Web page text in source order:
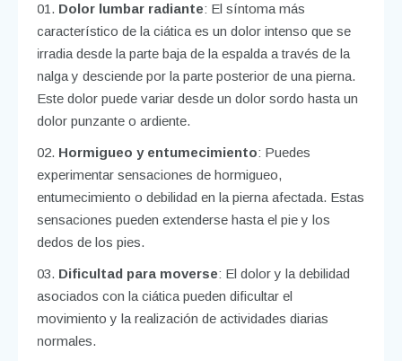
Dolor lumbar radiante: El síntoma más
característico de la ciática es un dolor intenso que se
irradia desde la parte baja de la espalda a través de la
nalga y desciende por la parte posterior de una pierna.
Este dolor puede variar desde un dolor sordo hasta un
dolor punzante o ardiente.
Hormigueo y entumecimiento: Puedes
experimentar sensaciones de hormigueo,
entumecimiento o debilidad en la pierna afectada. Estas
sensaciones pueden extenderse hasta el pie y los
dedos de los pies.
Dificultad para moverse: El dolor y la debilidad
asociados con la ciática pueden dificultar el
movimiento y la realización de actividades diarias
normales.